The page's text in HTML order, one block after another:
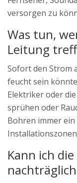
versorgen zu
Was tun,
Leitung
Sofort den Strom
feucht sein
Elektriker oder
sprühen oder
Bohren immer
Kann ich